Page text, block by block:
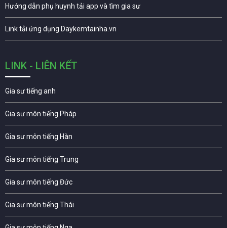
Hướng dẫn phụ huynh tải app và tìm gia sư
Link tải ứng dụng Daykemtainha.vn
LINK - LIÊN KẾT
Gia sư tiếng anh
Gia sư môn tiếng Pháp
Gia sư môn tiếng Hàn
Gia sư môn tiếng Trung
Gia sư môn tiếng Đức
Gia sư môn tiếng Thái